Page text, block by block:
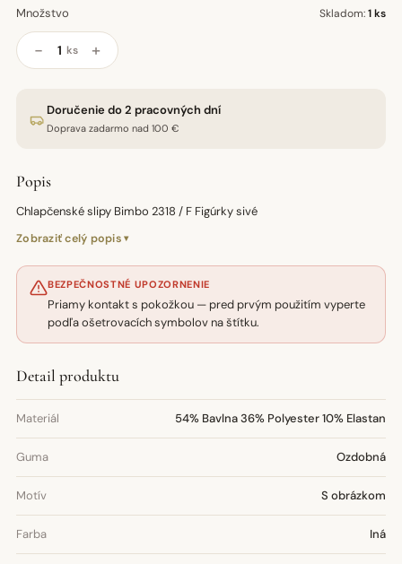
Množstvo Skladom:1 ks
− ks +
Doručenie do 2 pracovných dní
Doprava zadarmo nad 100 €
Popis
Chlapčenské slipy Bimbo 2318 / F Figúrky sivé
Zobraziť celý popis
BEZPEČNOSTNÉ UPOZORNENIE
Priamy kontakt s pokožkou — pred prvým použitím vyperte
podľa ošetrovacích symbolov na štítku.
Detail produktu
Materiál 54% Bavlna 36% Polyester 10% Elastan
Guma Ozdobná
Motív S obrázkom
Farba Iná